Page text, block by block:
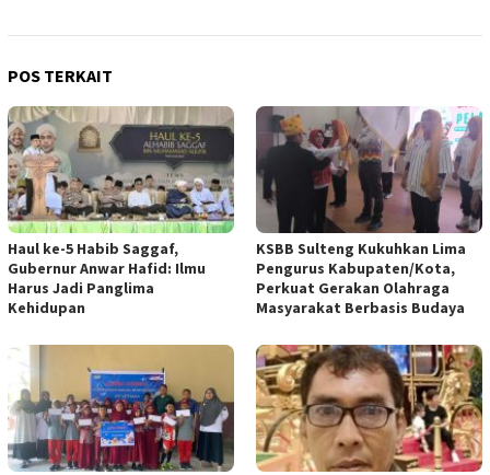
POS TERKAIT
Haul ke-5 Habib Saggaf,
Gubernur Anwar Hafid: Ilmu
Harus Jadi Panglima
Kehidupan
KSBB Sulteng Kukuhkan Lima
Pengurus Kabupaten/Kota,
Perkuat Gerakan Olahraga
Masyarakat Berbasis Budaya